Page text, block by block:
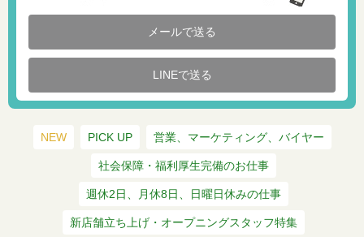
メールで送る
LINEで送る
NEW PICK UP 営業、マーケティング、バイヤー
社会保障・福利厚生完備のお仕事
週休2日、月休8日、日曜日休みの仕事
新店舗立ち上げ・オープニングスタッフ特集